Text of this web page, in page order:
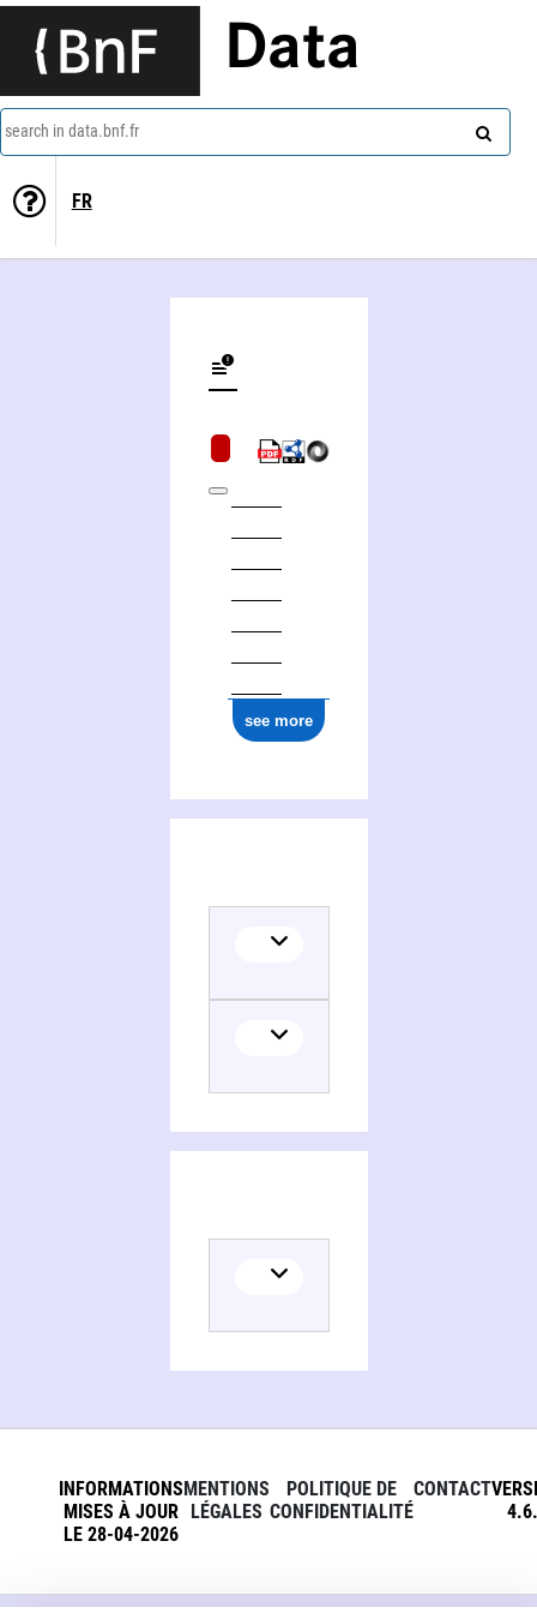
Data
search in data.bnf.fr
FR
see more
INFORMATIONS
MISES À JOUR
LE 28-04-2026
MENTIONS
LÉGALES
POLITIQUE DE
CONFIDENTIALITÉ
CONTACT